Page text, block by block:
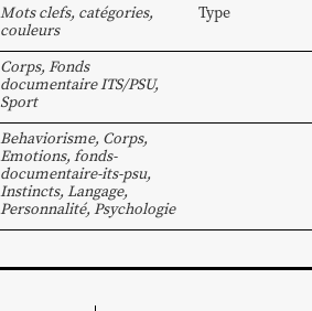
Mots clefs, catégories,
couleurs
Type
Corps, Fonds
documentaire ITS/PSU,
Sport
Behaviorisme, Corps,
Emotions, fonds-
documentaire-its-psu,
Instincts, Langage,
Personnalité, Psychologie